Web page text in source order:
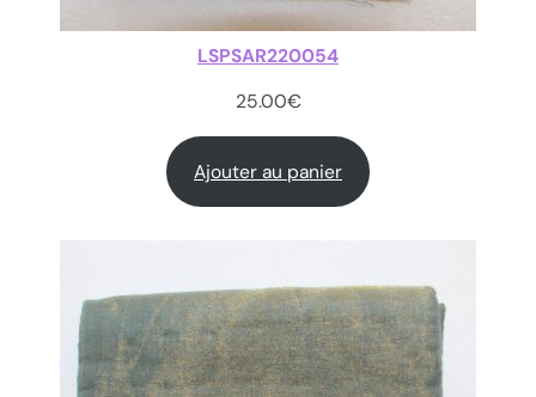
LSPSAR220054
25.00€
Ajouter au panier